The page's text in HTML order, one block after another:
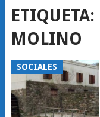
ETIQUETA:
MOLINO
SOCIALES